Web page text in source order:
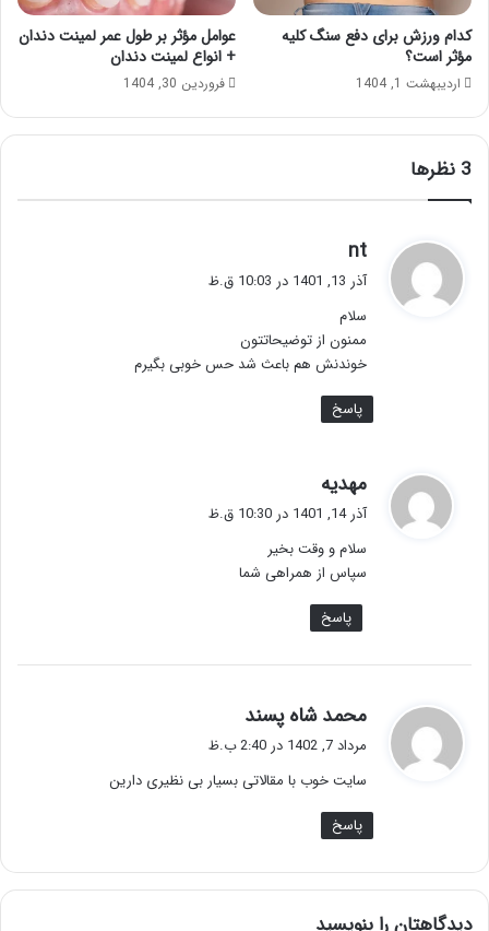
کدام ورزش برای دفع سنگ کلیه
مؤثر است؟
اردیبهشت 1, 1404
عوامل مؤثر بر طول عمر لمینت دندان
+ انواع لمینت دندان
فروردین 30, 1404
‫3 نظرها
nt
ف
:
آذر 13, 1401 در 10:03 ق.ظ
سلام
ممنون از توضیحاتتون
خوندنش هم باعث شد حس خوبی بگیرم
پاسخ
مهدیه
ف
:
آذر 14, 1401 در 10:30 ق.ظ
سلام و وقت بخیر
سپاس از همراهی شما
پاسخ
محمد شاه پسند
ف
:
مرداد 7, 1402 در 2:40 ب.ظ
سایت خوب با مقالاتی بسیار بی نظیری دارین
پاسخ